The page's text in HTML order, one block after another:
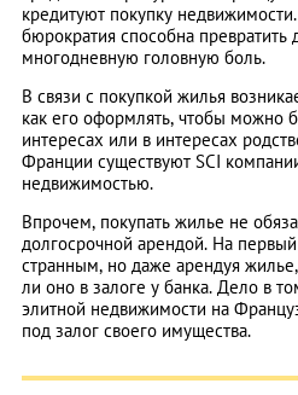
кредитуют покупку
бюрократия способна
многодневную головную боль.
В связи с покупкой жилья
как его оформлять, чтобы можно
интересах или в интересах
Франции существуют SCI
недвижимостью.
Впрочем, покупать жилье не
долгосрочной арендой. На
странным, но даже арендуя
ли оно в залоге у банка. Дело в
элитной недвижимости на
под залог своего имущества.